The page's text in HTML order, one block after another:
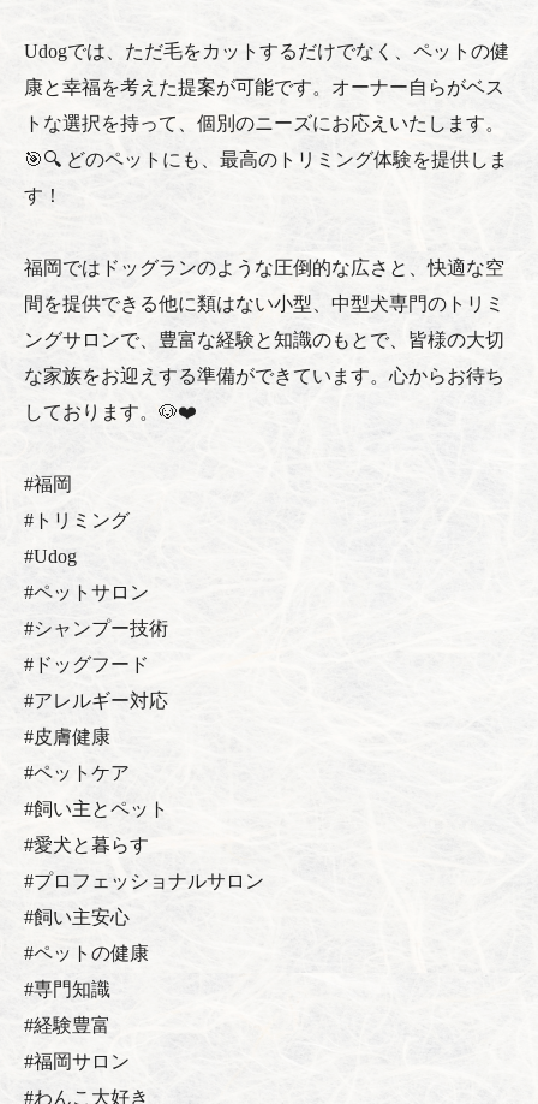
Udogでは、ただ毛をカットするだけでなく、ペットの健
康と幸福を考えた提案が可能です。オーナー自らがベス
トな選択を持って、個別のニーズにお応えいたします。
🎯🔍 どのペットにも、最高のトリミング体験を提供しま
す！
福岡ではドッグランのような圧倒的な広さと、快適な空
間を提供できる他に類はない小型、中型犬専門のトリミ
ングサロンで、豊富な経験と知識のもとで、皆様の大切
な家族をお迎えする準備ができています。心からお待ち
しております。🐶❤️
#福岡
#トリミング
#Udog
#ペットサロン
#シャンプー技術
#ドッグフード
#アレルギー対応
#皮膚健康
#ペットケア
#飼い主とペット
#愛犬と暮らす
#プロフェッショナルサロン
#飼い主安心
#ペットの健康
#専門知識
#経験豊富
#福岡サロン
#わんこ大好き